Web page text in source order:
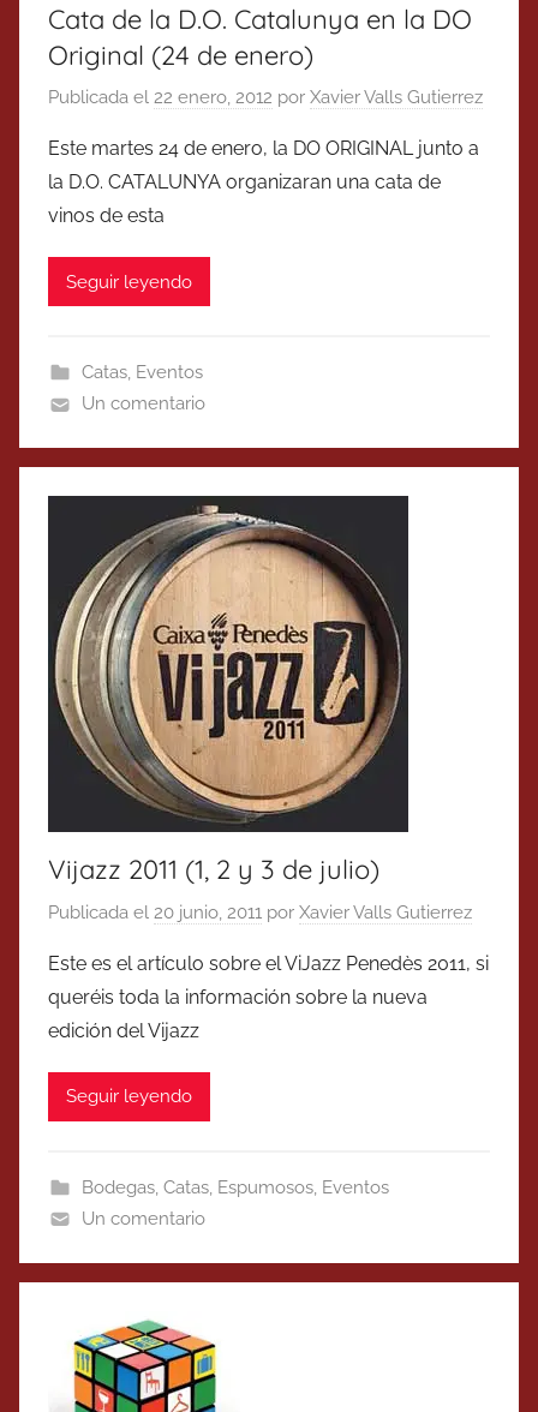
Cata de la D.O. Catalunya en la DO
Original (24 de enero)
Publicada el 22 enero, 2012 por Xavier Valls Gutierrez
Este martes 24 de enero, la DO ORIGINAL junto a
la D.O. CATALUNYA organizaran una cata de
vinos de esta
Seguir leyendo
Catas, Eventos
Un comentario
Vijazz 2011 (1, 2 y 3 de julio)
Publicada el 20 junio, 2011 por Xavier Valls Gutierrez
Este es el artículo sobre el ViJazz Penedès 2011, si
queréis toda la información sobre la nueva
edición del Vijazz
Seguir leyendo
Bodegas, Catas, Espumosos, Eventos
Un comentario